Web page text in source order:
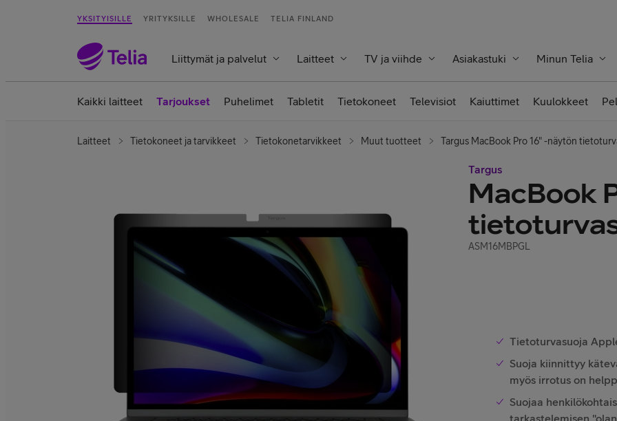
YKSITYISILLE YRITYKSILLE WHOLESALE TELIA FINLAND
Liittymät ja palvelut Laitteet TV ja viihde Asiakastuki Minun Telia
Kaikki laitteet Tarjoukset Puhelimet Tabletit Tietokoneet Televisiot Kaiuttimet Kuulokkeet
Laitteet Tietokoneet ja tarvikkeet Tietokonetarvikkeet Muut tuotteet Targus MacBook Pro 16" -näytön
Targus
MacBook
ASM16MBPGL
Tietoturvasuoja
Suoja kiinnittyy
myös irrotus on
Suojaa
tarkastelemisen